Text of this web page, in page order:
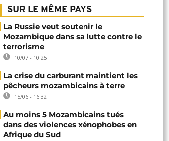
SUR LE MÊME PAYS
La Russie veut soutenir le
Mozambique dans sa lutte contre le
terrorisme
10/07 - 10:25
La crise du carburant maintient les
pêcheurs mozambicains à terre
15/06 - 16:32
Au moins 5 Mozambicains tués
dans des violences xénophobes en
Afrique du Sud